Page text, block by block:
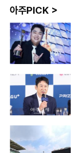
아주PICK >